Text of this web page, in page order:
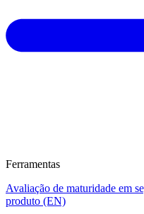
Ferramentas
Avaliação de maturidade em
produto (EN)